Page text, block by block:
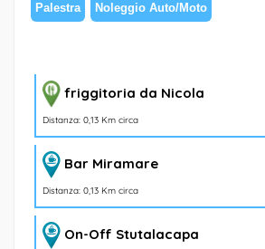
Palestra Noleggio Auto/Moto
friggitoria da Nicola
Distanza: 0,13 Km circa
Bar Miramare
Distanza: 0,13 Km circa
On-Off Stutalacapa